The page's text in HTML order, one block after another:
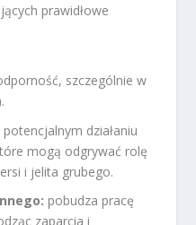
prawidłowe
szczególnie w
działaniu
mogą odgrywać rolę
i jelita grubego.
pobudza pracę
zaparcia i